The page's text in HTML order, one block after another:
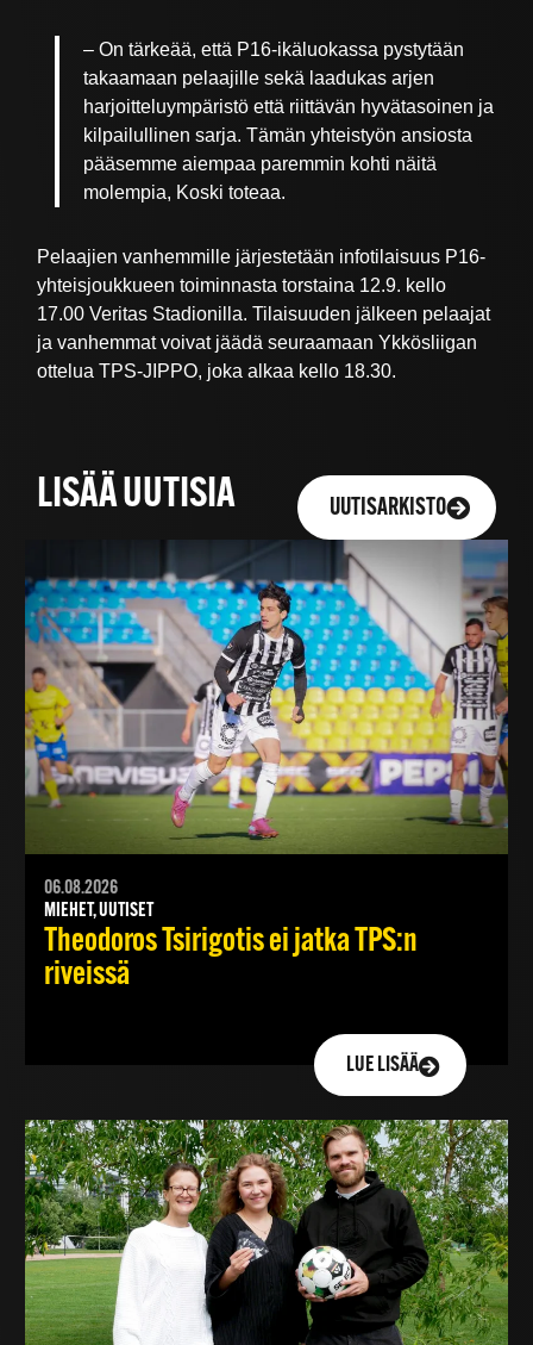
– On tärkeää, että P16-ikäluokassa pystytään
takaamaan pelaajille sekä laadukas arjen
harjoitteluympäristö että riittävän hyvätasoinen ja
kilpailullinen sarja. Tämän yhteistyön ansiosta
pääsemme aiempaa paremmin kohti näitä
molempia, Koski toteaa.
Pelaajien vanhemmille järjestetään infotilaisuus P16-
yhteisjoukkueen toiminnasta torstaina 12.9. kello
17.00 Veritas Stadionilla. Tilaisuuden jälkeen pelaajat
ja vanhemmat voivat jäädä seuraamaan Ykkösliigan
ottelua TPS-JIPPO, joka alkaa kello 18.30.
LISÄÄ UUTISIA UUTISARKISTO
06.08.2026
MIEHET, UUTISET
Theodoros Tsirigotis ei jatka TPS:n
riveissä
LUE LISÄÄ